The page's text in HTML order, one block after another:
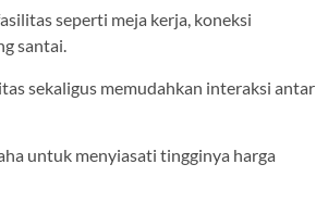
seperti meja kerja, koneksi
santai.
sekaligus memudahkan interaksi antar
untuk menyiasati tingginya harga